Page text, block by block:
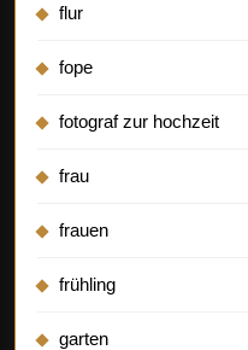
flur
fope
fotograf zur hochzeit
frau
frauen
frühling
garten